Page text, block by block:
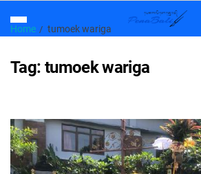
Home tumoek wariga
Tag: tumoek wariga